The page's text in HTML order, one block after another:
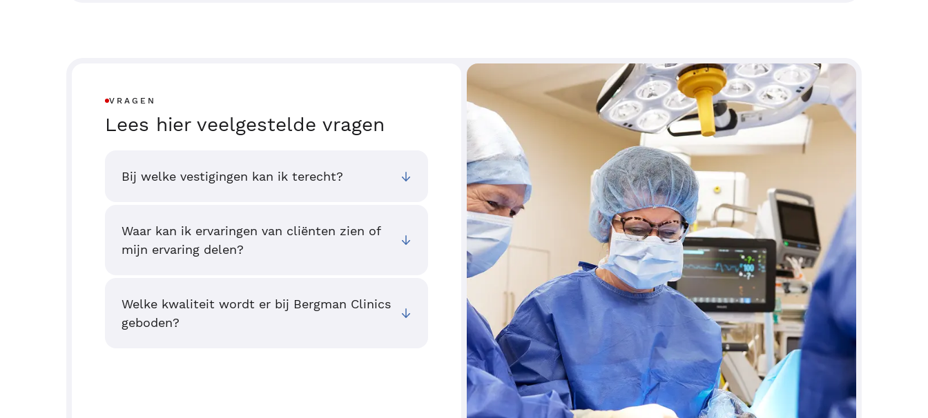
VRAGEN
Lees hier veelgestelde vragen
Bij welke vestigingen kan ik terecht?
Waar kan ik ervaringen van cliënten zien of
mijn ervaring delen?
Welke kwaliteit wordt er bij Bergman Clinics
geboden?